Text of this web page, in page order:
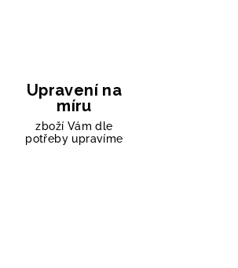
Upravení na
míru
zboží Vám dle
potřeby upravíme